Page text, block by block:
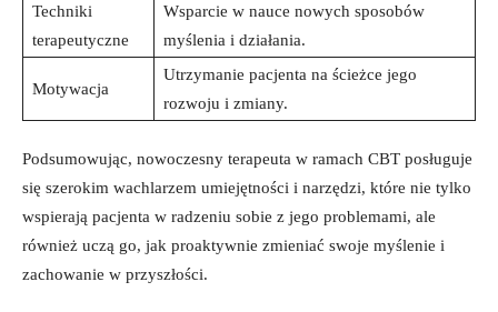
Techniki
terapeutyczne
Wsparcie ⁤w nauce⁢ nowych ‍sposobów
myślenia​ i​ działania.
Motywacja
Utrzymanie pacjenta na ścieżce jego
rozwoju i zmiany.
Podsumowując, nowoczesny terapeuta w ramach ‍CBT posługuje
⁤się ​szerokim⁤ wachlarzem umiejętności i narzędzi, które nie tylko
wspierają pacjenta w ​radzeniu sobie z jego‍ problemami, ale⁤
również uczą go, jak⁢ proaktywnie zmieniać⁢ swoje myślenie i
zachowanie w ⁣przyszłości.